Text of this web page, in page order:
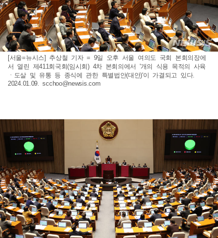
[서울=뉴시스] 추상철 기자 = 9일 오후 서울 여의도 국회 본회의장에
서 열린 제411회국회(임시회) 4차 본회의에서 '개의 식용 목적의 사육
ㆍ도살 및 유통 등 종식에 관한 특별법안(대안)'이 가결되고 있다.
2024.01.09.scchoo@newsis.com